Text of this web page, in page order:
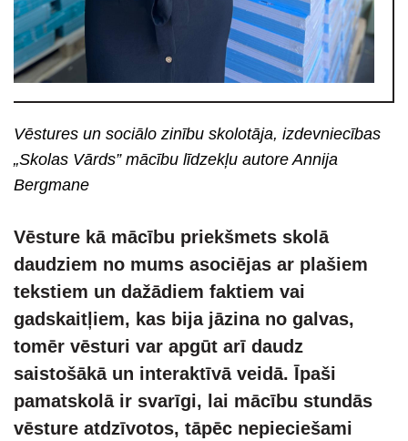
Vēstures un sociālo zinību skolotāja, izdevniecības
„Skolas Vārds” mācību līdzekļu autore Annija
Bergmane
Vēsture kā mācību priekšmets skolā
daudziem no mums asociējas ar plašiem
tekstiem un dažādiem faktiem vai
gadskaitļiem, kas bija jāzinano galvas,
tomēr vēsturi var apgūt arī daudz
saistošākā un interaktīvā veidā. Īpaši
pamatskolā ir svarīgi, lai mācību stundās
vēsture atdzīvotos, tāpēc nepieciešami